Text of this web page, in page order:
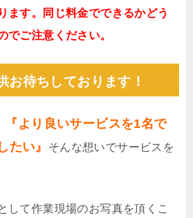
ます。同じ料金でできるかどう
でご注意ください。
お待ちしております！
『より良いサービスを1名で
たい』
そんな想いでサービスを
して作業現場のお写真を頂くこ